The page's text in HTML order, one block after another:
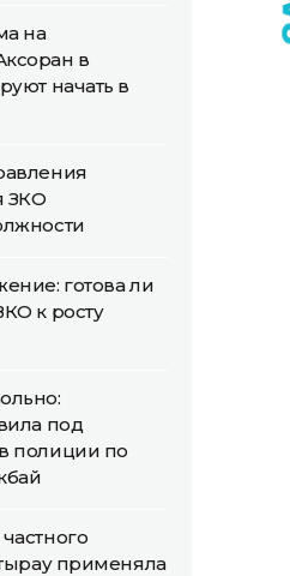
на
в
начать в
ЗКО
готова ли
к росту
под
полиции по
применяла